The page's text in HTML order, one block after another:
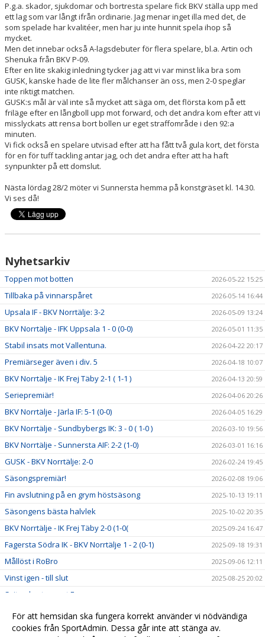
P.g.a. skador, sjukdomar och bortresta spelare fick BKV ställa upp med
ett lag som var långt ifrån ordinarie. Jag menar inget illa med det, de
som spelade har kvalitéer, men har ju inte hunnit spela ihop så
mycket.
Men det innebar också A-lagsdebuter för flera spelare, bl.a. Artin och
Shenuka från BKV P-09.
Efter en lite skakig inledning tycker jag att vi var minst lika bra som
GUSK, kanske hade de lite fler målchanser än oss, men 2-0 speglar
inte riktigt matchen.
GUSK:s mål är väl inte så mycket att säga om, det flörsta kom på ett
friläge efter en långboll upp mot forward, och det andra kom efter att vi
misslyckats att rensa bort bollen ur eget straffområde i den 92:a
minuten.
Vi fick också en spelare utvisad efter att ha fått två gula kort, det första
för en för tuff tackling antar jag, och det andra efter att ha haft
synpunkter på ett domslut.
Nästa lördag 28/2 möter vi Sunnersta hemma på konstgräset kl. 14.30.
Vi ses då!
Nyhetsarkiv
Toppen mot botten 2026-05-22 15:25
Tillbaka på vinnarspåret 2026-05-14 16:44
Upsala IF - BKV Norrtälje: 3-2 2026-05-09 13:24
BKV Norrtälje - IFK Uppsala 1 - 0 (0-0) 2026-05-01 11:35
Stabil insats mot Vallentuna. 2026-04-22 20:17
Premiärseger även i div. 5 2026-04-18 10:07
BKV Norrtälje - IK Frej Täby 2-1 ( 1-1 ) 2026-04-13 20:59
Seriepremiär! 2026-04-06 20:26
BKV Norrtälje - Järla IF: 5-1 (0-0) 2026-04-05 16:29
BKV Norrtälje - Sundbybergs IK: 3 - 0 ( 1-0 ) 2026-03-10 19:56
BKV Norrtälje - Sunnersta AIF: 2-2 (1-0) 2026-03-01 16:16
GUSK - BKV Norrtälje: 2-0 2026-02-24 19:45
Säsongspremiär! 2026-02-08 19:06
Fin avslutning på en grym höstsäsong 2025-10-13 19:11
Säsongens bästa halvlek 2025-10-02 20:35
BKV Norrtälje - IK Frej Täby 2-0 (1-0( 2025-09-24 16:47
Fagersta Södra IK - BKV Norrtälje 1 - 2 (0-1) 2025-09-18 19:31
Mållöst i RoBro 2025-09-06 12:11
Vinst igen - till slut 2025-08-25 20:02
Sviten bruten mot Fanna
Revansch mot Upsala IF 2025-08-12 17:26
Fjärde raka segern 2025-08-05 20:12
För att hemsidan ska fungera korrekt använder vi nödvändiga
cookies från SportAdmin. Dessa går inte att stänga av.